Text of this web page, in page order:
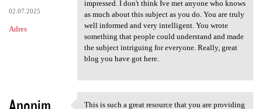
02.07.2025
Adres
impressed. I don't think Ive met anyone who knows
as much about this subject as you do. You are truly
well informed and very intelligent. You wrote
something that people could understand and made
the subject intriguing for everyone. Really, great
blog you have got here.
This is such a great resource that you are providing